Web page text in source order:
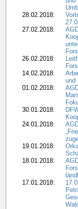
28.02.2018:
27.02.2018:
26.02.2018:
14.02.2018:
und
01.02.2018:
30.01.2018:
24.01.2018:
19.01.2018:
18.01.2018:
17.01.2018: